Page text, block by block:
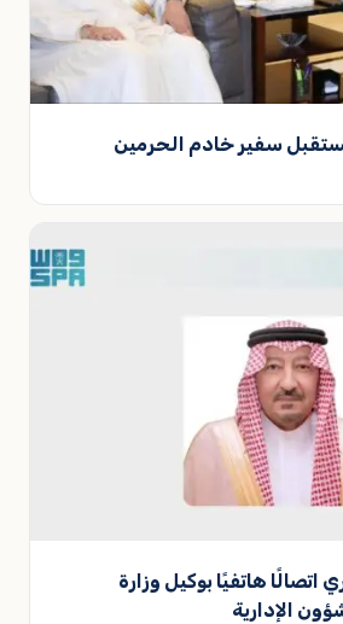
يستقبل سفير خادم الحرمين
اتصالًا هاتفيًا بوكيل وزارة
الإدارية